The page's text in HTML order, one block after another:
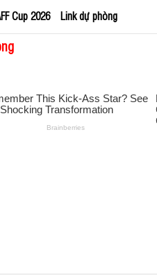
Cup 2026 Link dự phòng